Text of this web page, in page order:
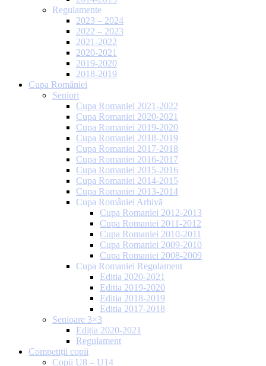
Regulamente
2023 – 2024
2022 – 2023
2021-2022
2020-2021
2019-2020
2018-2019
Cupa României
Seniori
Cupa Romaniei 2021-2022
Cupa Romaniei 2020-2021
Cupa Romaniei 2019-2020
Cupa Romaniei 2018-2019
Cupa Romaniei 2017-2018
Cupa Romaniei 2016-2017
Cupa Romaniei 2015-2016
Cupa Romaniei 2014-2015
Cupa Romaniei 2013-2014
Cupa României Arhivă
Cupa Romaniei 2012-2013
Cupa Romaniei 2011-2012
Cupa Romaniei 2010-2011
Cupa Romaniei 2009-2010
Cupa Romaniei 2008-2009
Cupa Romaniei Regulament
Editia 2020-2021
Editia 2019-2020
Editia 2018-2019
Editia 2017-2018
Senioare 3×3
Ediția 2020-2021
Regulament
Competiții copii
Copii U8 – U14